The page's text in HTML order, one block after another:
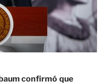
confirmó que